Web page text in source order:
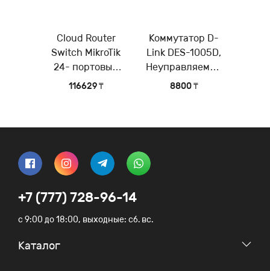
Cloud Router
Switch MikroTik
24- портовый
управляемый
116629 ₸
Коммутатор D-
Link DES-1005D,
Неуправляемый
коммутатор с 5
8800 ₸
+7 (777) 728-96-14
c 9:00 до 18:00, выходные: сб. вс.
Каталог